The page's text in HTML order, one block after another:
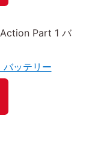
Action Part 1 バ